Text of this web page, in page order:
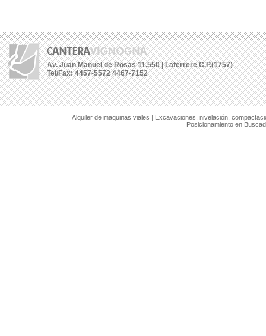
Av. Juan Manuel de Rosas 11.550 | Laferrere C.P.(1757)
Tel/Fax: 4457-5572 4467-7152
Alquiler de maquinas viales | Excavaciones, nivelación,
Posicionamiento en